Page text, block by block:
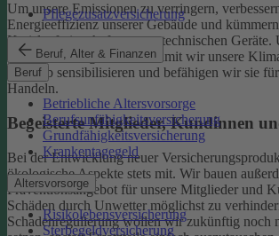
Pflegezusatzversicherung
Beruf, Alter & Finanzen
Beruf
Betriebliche Altersvorsorge
Berufsunfähigkeitsversicherung
Grundfähigkeitsversicherung
Krankentagegeld
Altersvorsorge
Risikolebensversicherung
Sterbegeldversicherung
Um unsere Emissionen zu verringern,
Energieeffizienz unserer Gebäude und
Kreislaufwirtschaft unserer technischen Geräte.
sind ein wichtiger Hebel, damit wir unsere
Deshalb sensibilisieren und befähigen wir sie
Handeln.
Begeisterte Mitglieder, Kundinnen
Bei der Entwicklung neuer
ökologische Aspekte stets mit. Wir bauen
Präventionsangebot für unsere Mitglieder und
Schäden durch Unwetter möglichst zu
Schadenregulierung wollen wir zukünftig noch